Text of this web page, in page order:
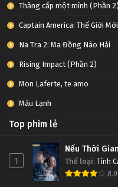
Thăng cấp một mình (Phần 2)
Captain America: Thế Giới Mới
Na Tra 2: Ma Đồng Náo Hải
Rising Impact (Phần 2)
Mon Laferte, te amo
Máu Lạnh
Top phim lẻ
1
Nếu Thời
Thể loại: Tình
8.0